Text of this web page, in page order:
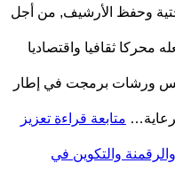
وحفظ الأرشيف, من أجل
محركا ثقافيا واقتصاديا
ورشات برمجت في إطار
متابعة قراءة تعزيز
والتكوين في